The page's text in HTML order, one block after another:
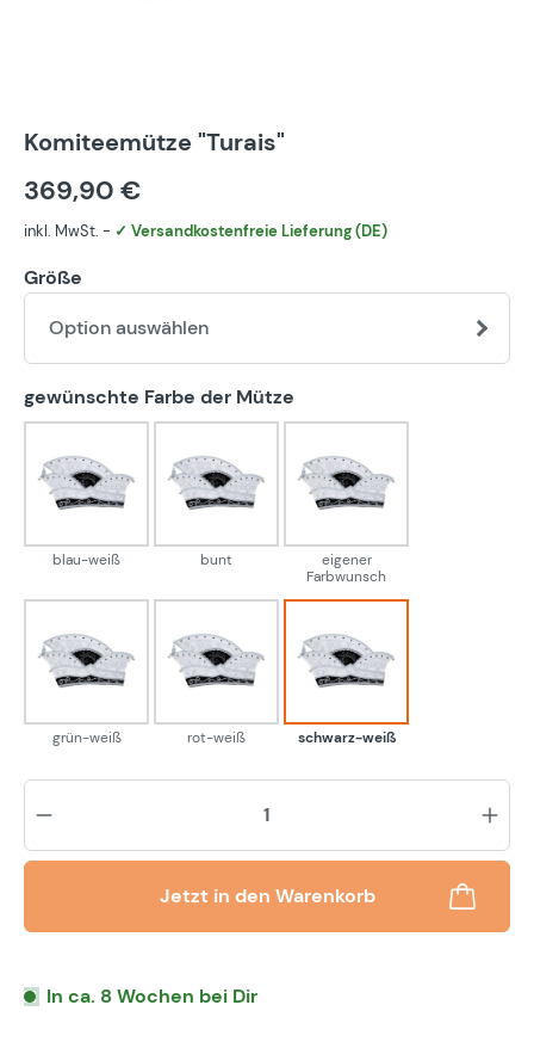
Komiteemütze "Turais"
369,90 €
inkl. MwSt. - ✓ Versandkostenfreie Lieferung (DE)
Größe
Option auswählen
gewünschte Farbe der Mütze
blau-weiß
blau-weiß
bunt
bunt
eigener Farbwunsch
eigener
Farbwunsch
grün-weiß
grün-weiß
rot-weiß
rot-weiß
schwarz-weiß
schwarz-weiß
Jetzt in den Warenkorb
In ca. 8 Wochen bei Dir